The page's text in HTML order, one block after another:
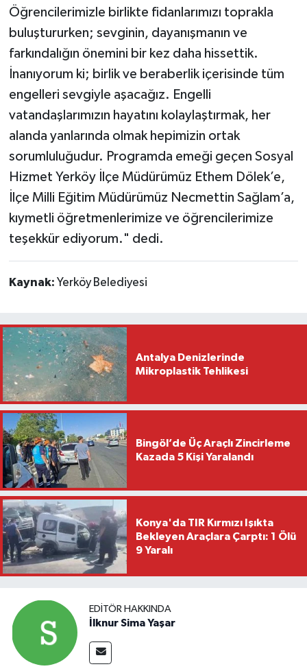
Öğrencilerimizle birlikte fidanlarımızı toprakla
buluştururken; sevginin, dayanışmanın ve
farkındalığın önemini bir kez daha hissettik.
İnanıyorum ki; birlik ve beraberlik içerisinde tüm
engelleri sevgiyle aşacağız. Engelli
vatandaşlarımızın hayatını kolaylaştırmak, her
alanda yanlarında olmak hepimizin ortak
sorumluluğudur. Programda emeği geçen Sosyal
Hizmet Yerköy İlçe Müdürümüz Ethem Dölek’e,
İlçe Milli Eğitim Müdürümüz Necmettin Sağlam’a,
kıymetli öğretmenlerimize ve öğrencilerimize
teşekkür ediyorum." dedi.
Kaynak: Yerköy Belediyesi
Antalya Denizlerinde
Mikroplastik Tehlikesi
Bingöl’de Üç Araçlı Zincirleme
Kazada 5 Kişi Yaralandı
Konya'da TIR Kırmızı Işıkta
Bekleyen Araçlara Çarptı: 1 Ölü
9 Yaralı
EDITÖR HAKKINDA
İlknur Sima Yaşar